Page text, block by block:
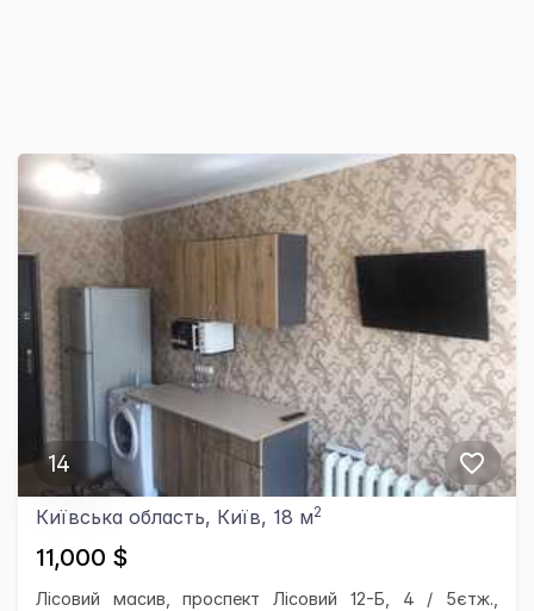
14
Київська область, Київ, 18 м2
11,000 $
Лісовий масив, проспект Лісовий 12-Б, 4 / 5єтж.,